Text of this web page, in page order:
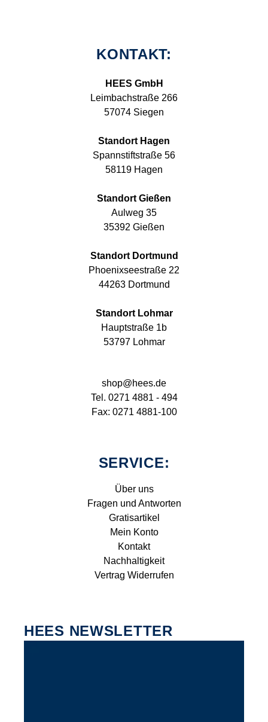
KONTAKT:
HEES GmbH
Leimbachstraße 266
57074 Siegen
Standort Hagen
Spannstiftstraße 56
58119 Hagen
Standort Gießen
Aulweg 35
35392 Gießen
Standort Dortmund
Phoenixseestraße 22
44263 Dortmund
Standort Lohmar
Hauptstraße 1b
53797 Lohmar
shop@hees.de
Tel. 0271 4881 - 494
Fax: 0271 4881-100
SERVICE:
Über uns
Fragen und Antworten
Gratisartikel
Mein Konto
Kontakt
Nachhaltigkeit
Vertrag Widerrufen
HEES NEWSLETTER